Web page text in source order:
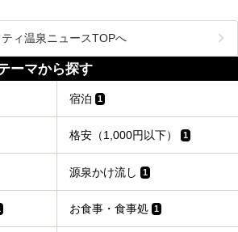
ウナ、塩サウナなどが存在し、施設によって様々な
を持つ施設も増えています。
・銭湯・スパを10件まとめてご紹介します。
ィ温泉ニュースTOPへ
ーマから探す
宿泊 1
格安（1,000円以下） 1
源泉かけ流し 1
お食事・食事処 1